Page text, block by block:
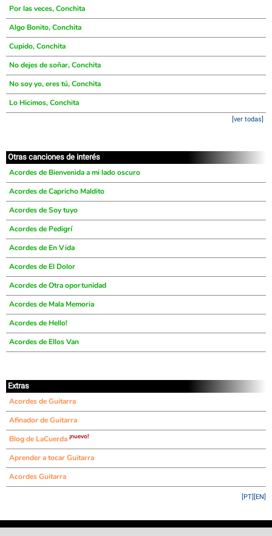
Por las veces, Conchita
Algo Bonito, Conchita
Cupido, Conchita
No dejes de soñar, Conchita
No soy yo, eres tú, Conchita
Lo Hicimos, Conchita
[ver todas]
Otras canciones de interés
Acordes de Bienvenida a mi lado oscuro
Acordes de Capricho Maldito
Acordes de Soy tuyo
Acordes de Pedigrí
Acordes de En Vida
Acordes de El Dolor
Acordes de Otra oportunidad
Acordes de Mala Memoria
Acordes de Hello!
Acordes de Ellos Van
Extras
Acordes de Guitarra
Afinador de Guitarra
Blog de LaCuerda ¡nuevo!
Aprender a tocar Guitarra
Acordes Guitarra
[EN]
[PT]